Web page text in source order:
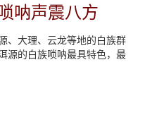
呐声震八方
、大理、云龙等地的白族群
源的白族唢呐最具特色，最